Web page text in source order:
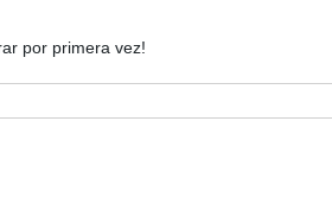
por primera vez!